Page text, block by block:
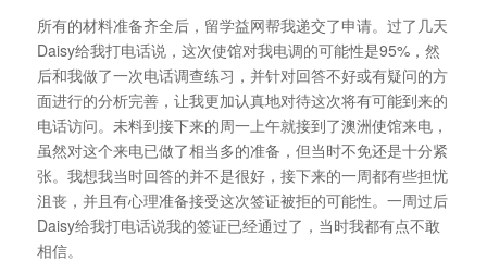
所有的材料准备齐全后，留学益网帮我递交了申请。过了几天
Daisy给我打电话说，这次使馆对我电调的可能性是95%，然
后和我做了一次电话调查练习，并针对回答不好或有疑问的方
面进行的分析完善，让我更加认真地对待这次将有可能到来的
电话访问。未料到接下来的周一上午就接到了澳洲使馆来电，
虽然对这个来电已做了相当多的准备，但当时不免还是十分紧
张。我想我当时回答的并不是很好，接下来的一周都有些担忧
沮丧，并且有心理准备接受这次签证被拒的可能性。一周过后
Daisy给我打电话说我的签证已经通过了，当时我都有点不敢
相信。